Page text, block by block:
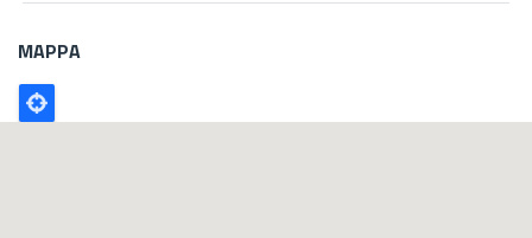
MAPPA
Poligono
GEO